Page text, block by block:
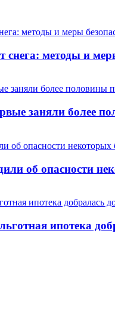
снега: методы и
заняли более
об опасности
ипотека